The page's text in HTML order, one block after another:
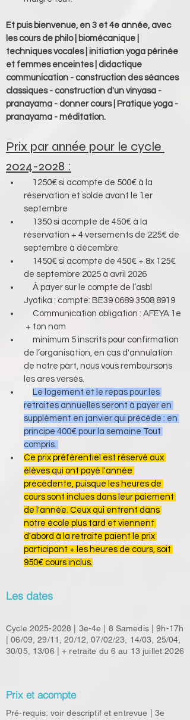
Et puis bienvenue, en 3 et 4e année, avec
les cours de philo | biomécanique |
techniques vocales | initiation yoga périnée
et femmes enceintes | didactique
communication - construction des séances
classiques - construction d'un vinyasa -
pranayama - donner cours | Pratique yoga -
pranayama - méditation.
Prix par année pour le cycle
2024-2028 :
1250€ si acompte de 500€ à la
réservation et solde avant le 1er
septembre
1350 si acompte de 450€ à la
réservation + 4 versements de 225€ de
septembre à décembre
1450€ si acompte de 450€ + 8x 125€
de septembre 2025 à avril 2026
À payer sur le compte de l’asbl
Jyotika : compte: BE39 0689 3508 8919
Communication obligation : AFEYA 1e
+ ton nom
minimum 5 inscrits pour confirmation
de l’organisation, en cas d'annulation
de notre part, nous vous remboursons
les ares versés.
Le logement et le repas pour les
retraites annuelles seront à payer en
supplément en janvier qui précède : en
principe 400€ pour la semaine Tout
compris.
Ce prix préférentiel est réservé aux
élèves qui ont payé l'année
précédente, puisque les heures de
cours sont inclues dans leur paiement
de l'année. Ceux qui entrent dans
notre école plus tard et viennent
d'abord à la retraite paient le prix
participant + les heures de cours, soit
950€ cours inclus.
Les dates
Cycle 2025-2028 | 3e-4e | 8 Samedis | 9h-17h
| 06/09, 29/11, 20/12, 07/02/23, 14/03, 25/04,
30/05, 13/06 | + retraite du 6 au 13 juillet 2026
Prix et acompte
Pré-requis: voir descriptif et entrevue | 3e